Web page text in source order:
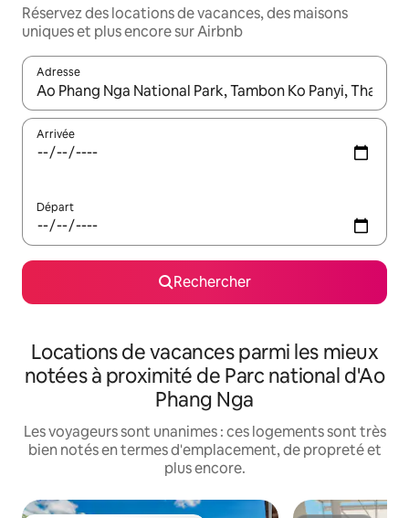
Réservez des locations de vacances, des maisons
uniques et plus encore sur Airbnb
Adresse
Lorsque les résultats s'affichent, utilisez les flèches vers le
Arrivée
Départ
Rechercher
Locations de vacances parmi les mieux
notées à proximité de Parc national d'Ao
Phang Nga
Les voyageurs sont unanimes : ces logements sont très
bien notés en termes d'emplacement, de propreté et
plus encore.